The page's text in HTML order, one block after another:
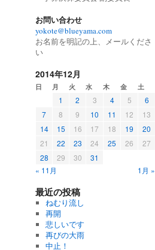
お問い合わせ
yokote@blueyama.com
お名前を明記の上、メールくださ
い
2014年12月
日 月 火 水 木 金 土
« 11月 1月 »
1 2 3 4 5
6
7
8 9 10 11 12
13
14
15 16 17 18 19
20
21
22 23 24 25 26
27
28
29 30 31
最近の投稿
ねむり流し
再開
悲しいです
再びの大雨
中止！